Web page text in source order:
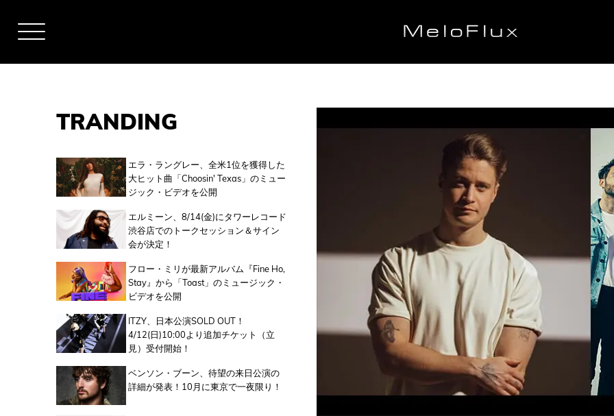
TRANDING
エラ・ラングレー、全米1位を獲得した
大ヒット曲「Choosin' Texas」のミュー
ジック・ビデオを公開
エルミーン、8/14(金)にタワーレコード
渋谷店でのトークセッション＆サイン
会が決定！
フロー・ミリが最新アルバム『Fine Ho,
Stay』から「Toast」のミュージック・
ビデオを公開
ITZY、日本公演SOLD OUT！
4/12(日)10:00より追加チケット（立
見）受付開始！
ベンソン・ブーン、待望の来日公演の
詳細が発表！10月に東京で一夜限り！